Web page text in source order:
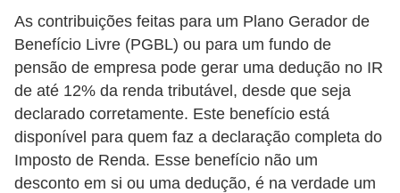
As contribuições feitas para um Plano Gerador de
Benefício Livre (PGBL) ou para um fundo de
pensão de empresa pode gerar uma dedução no IR
de até 12% da renda tributável, desde que seja
declarado corretamente. Este benefício está
disponível para quem faz a declaração completa do
Imposto de Renda. Esse benefício não um
desconto em si ou uma dedução, é na verdade um
o
s
e
i
n
s